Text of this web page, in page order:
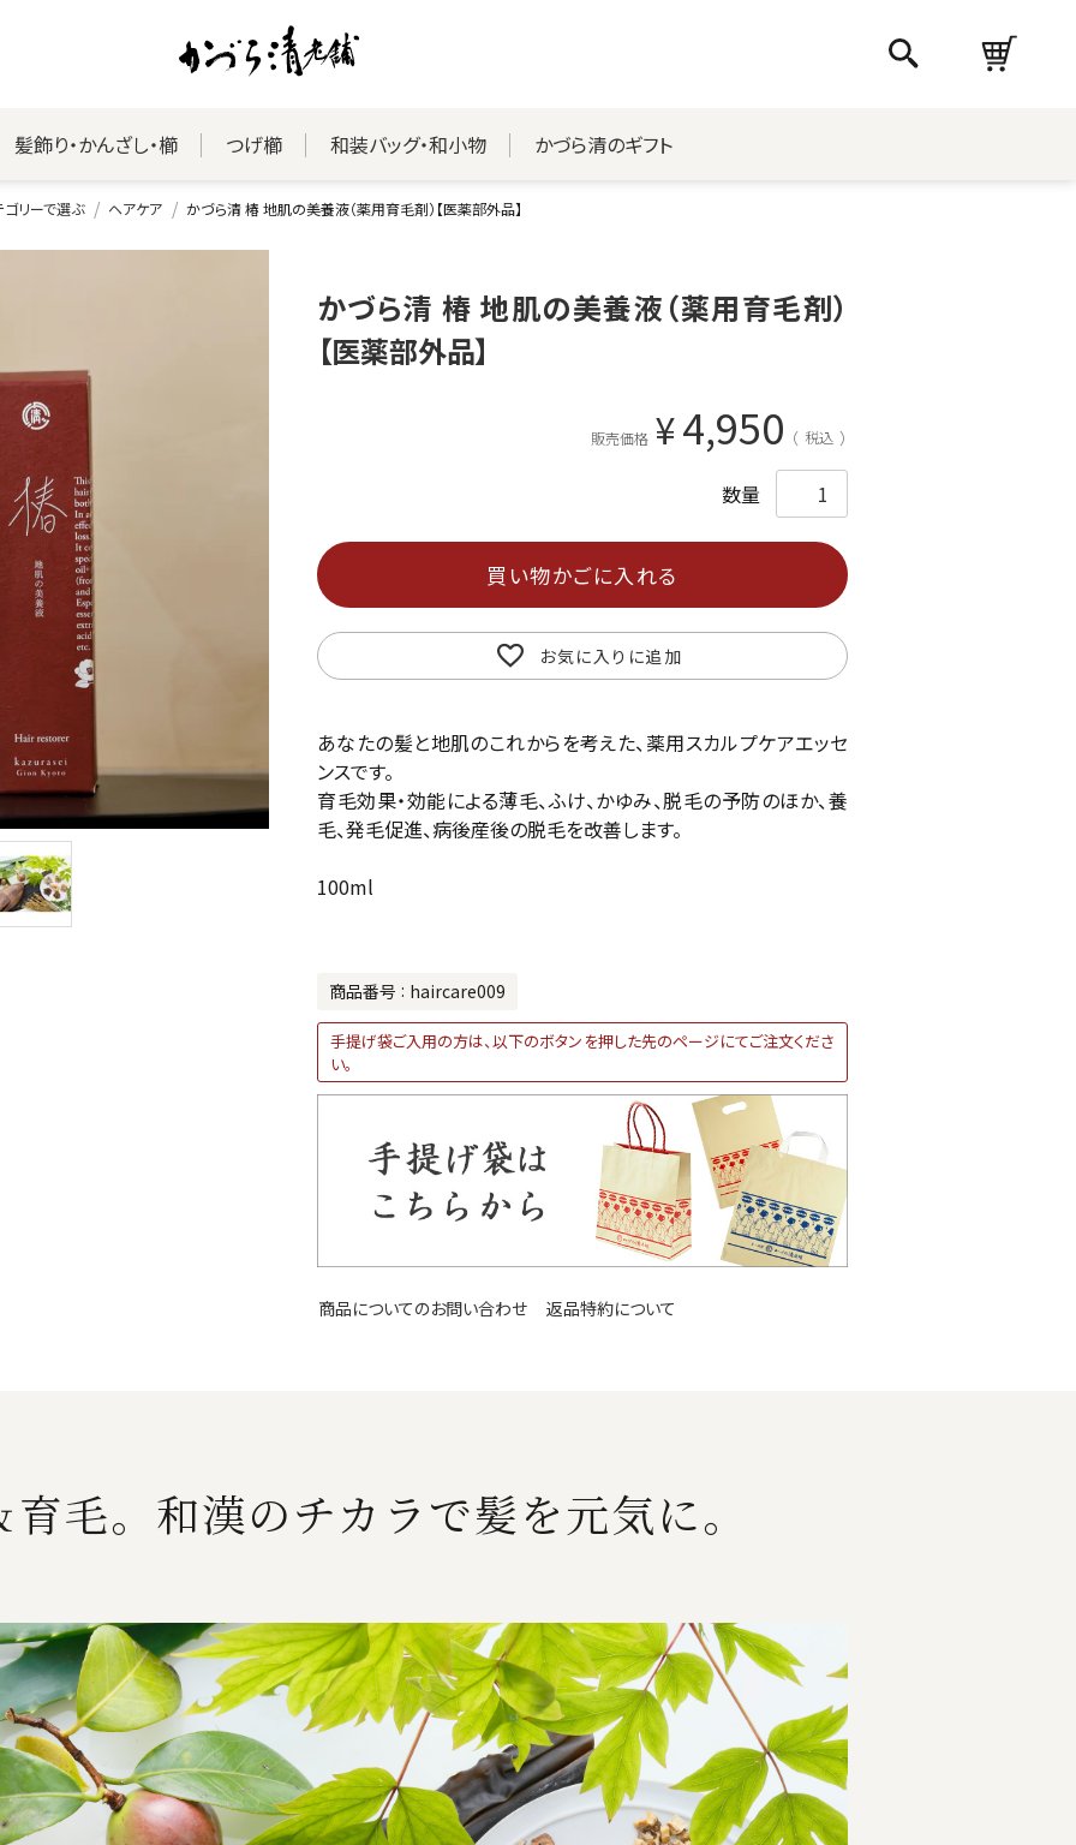
髪飾り・かんざし・櫛 つげ櫛 和装バッグ・和小物 かづら清のギフト
ゴリーで選ぶ ヘアケア かづら清 椿 地肌の美養液（薬用育毛剤）【医薬部外品】
かづら清 椿 地肌の美養液（薬用育毛剤）
【医薬部外品】
販売価格 ¥4,950 税込
お気に入りに追加
買い物かごに入れる
あなたの髪と地肌のこれからを考えた、薬用スカルプケアエッセ
ンスです。
育毛効果・効能による薄毛、ふけ、かゆみ、脱毛の予防のほか、養
毛、発毛促進、病後産後の脱毛を改善します。
100ml
商品番号 haircare009
手提げ袋ご入用の方は、以下のボタンを押した先のページにてご注文くださ
い。
商品についてのお問い合わせ 返品特約について
毛。和漢のチカラで髪を元気に。